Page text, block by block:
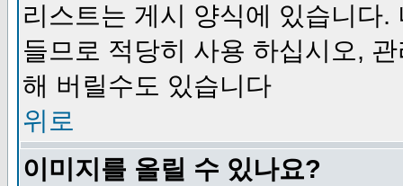
리스트는 게시 양식에 있습니다
들므로 적당히 사용 하십시오,
해 버릴수도 있습니다
위로
이미지를 올릴 수 있나요?